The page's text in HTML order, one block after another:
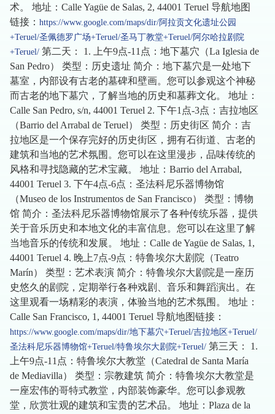
术。 地址：Calle Yagüe de Salas, 2, 44001 Teruel 导航地图
链接： https://www.google.com/maps/dir/阿拉贡文化遗址公园
+Teruel/圣佩德罗广场+Teruel/圣马丁教堂+Teruel/阿尔哈拉剧院
+Teruel/ 第二天： 1. 上午9点-11点：地下墓穴（La Iglesia de
San Pedro） 类型：历史遗址 简介：地下墓穴是一处地下
墓室，内部设有古老的墓碑和壁画。您可以参观这个神秘
而古老的地下墓穴，了解当地的历史和墓葬文化。 地址：
Calle San Pedro, s/n, 44001 Teruel 2. 下午1点-3点：吉拉地区
（Barrio del Arrabal de Teruel） 类型：历史街区 简介：吉
拉地区是一个保存完好的历史街区，拥有石街道、古老的
建筑和当地的艺术氛围。您可以在这里漫步，品味传统的
风格和寻找隐藏的艺术宝藏。 地址：Barrio del Arrabal,
44001 Teruel 3. 下午4点-6点：圣法科尼乐器博物馆
（Museo de los Instrumentos de San Francisco） 类型：博物
馆 简介：圣法科尼乐器博物馆展示了各种传统乐器，提供
关于音乐历史和本地文化的丰富信息。您可以在这里了解
当地音乐的传统和发展。 地址：Calle de Yagüe de Salas, 1,
44001 Teruel 4. 晚上7点-9点：特鲁埃尔大剧院（Teatro
Marín） 类型：艺术表演 简介：特鲁埃尔大剧院是一座历
史悠久的剧院，定期举行各种戏剧、音乐和舞蹈演出。在
这里观看一场精彩的表演，体验当地的艺术氛围。 地址：
Calle San Francisco, 1, 44001 Teruel 导航地图链接：
https://www.google.com/maps/dir/地下墓穴+Teruel/吉拉地区+Teruel/
圣法科尼乐器博物馆+Teruel/特鲁埃尔大剧院+Teruel/ 第三天： 1.
上午9点-11点：特鲁埃尔大教堂（Catedral de Santa María
de Mediavilla） 类型：宗教建筑 简介：特鲁埃尔大教堂是
一座宏伟的哥特式教堂，内部装饰豪华。您可以参观教
堂，欣赏壮观的建筑和宝贵的艺术品。 地址：Plaza de la